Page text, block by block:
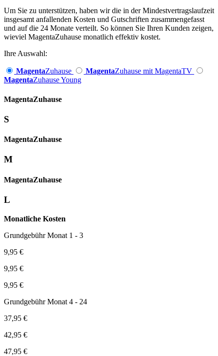
Um Sie zu unterstützen, haben wir die in der Mindestvertragslaufzeit
insgesamt anfallenden Kosten und Gutschriften zusammengefasst
und auf die 24 Monate verteilt. So können Sie Ihren Kunden zeigen,
wieviel MagentaZuhause monatlich effektiv kostet.
Ihre Auswahl:
MagentaZuhause MagentaZuhause mit MagentaTV
MagentaZuhause Young
Magenta­Zuhause
S
Magenta­Zuhause
M
Magenta­Zuhause
L
Monatliche Kosten
Grundgebühr Monat 1 - 3
9,95 €
9,95 €
9,95 €
Grundgebühr Monat 4 - 24
37,95 €
42,95 €
47,95 €